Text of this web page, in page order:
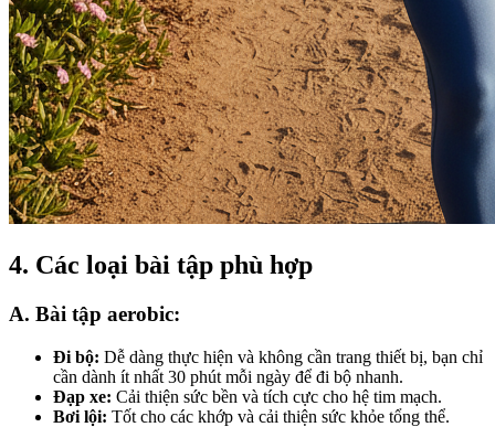
4. Các loại bài tập phù hợp
A. Bài tập aerobic:
Đi bộ: Dễ dàng thực hiện và không cần trang thiết bị, bạn chỉ
cần dành ít nhất 30 phút mỗi ngày để đi bộ nhanh.
Đạp xe: Cải thiện sức bền và tích cực cho hệ tim mạch.
Bơi lội: Tốt cho các khớp và cải thiện sức khỏe tổng thể.